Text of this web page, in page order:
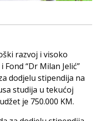
razvoj i visoko
“Dr Milan Jelić”
dodjelu stipendija na
studija u tekućoj
je 750.000 KM.